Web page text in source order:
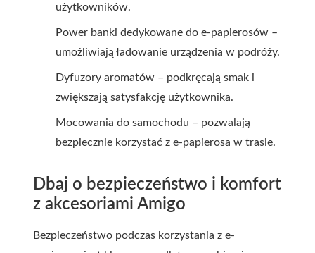
użytkowników.
Power banki dedykowane do e-papierosów –
umożliwiają ładowanie urządzenia w podróży.
Dyfuzory aromatów – podkręcają smak i
zwiększają satysfakcję użytkownika.
Mocowania do samochodu – pozwalają
bezpiecznie korzystać z e-papierosa w trasie.
Dbaj o bezpieczeństwo i komfort
z akcesoriami Amigo
Bezpieczeństwo podczas korzystania z e-